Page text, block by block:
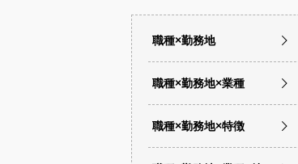
職種×勤務地
職種×勤務地×業種
職種×勤務地×特徴